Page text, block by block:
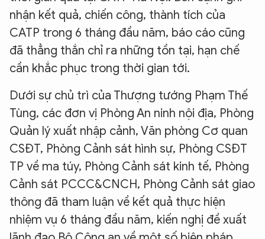
nhận kết quả, chiến công, thành tích của
CATP trong 6 tháng đầu năm, báo cáo cũng
đã thẳng thắn chỉ ra những tồn tại, hạn chế
cần khắc phục trong thời gian tới.
Dưới sự chủ trì của Thượng tướng Phạm Thế
Tùng, các đơn vị Phòng An ninh nội địa, Phòng
Quản lý xuất nhập cảnh, Văn phòng Cơ quan
CSĐT, Phòng Cảnh sát hình sự, Phòng CSĐT
TP về ma túy, Phòng Cảnh sát kinh tế, Phòng
Cảnh sát PCCC&CNCH, Phòng Cảnh sát giao
thông đã tham luận về kết quả thực hiện
nhiệm vụ 6 tháng đầu năm, kiến nghị đề xuất